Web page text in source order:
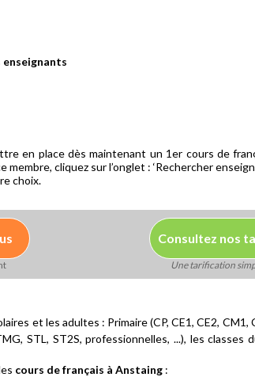
en place dès maintenant un 1er cours de
membre, cliquez sur l’onglet : ‘Rechercher
choix.
Consultez nos
Une tarification
et les adultes : Primaire (CP, CE1, CE2, CM1,
STL, ST2S, professionnelles, ...), les classes
cours de français à Anstaing :